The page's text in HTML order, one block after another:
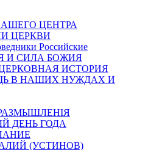
ЦЕНТРА
ЦЕРКВИ
Российские
И СИЛА БОЖИЯ
ИСТОРИЯ
В НАШИХ НУЖДАХ И
ДЕНЬ ГОДА
(УСТИНОВ)